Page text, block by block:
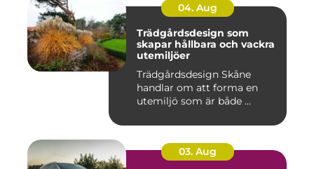
04. Aug
Trädgårdsdesign som
skapar hållbara och vackra
utemiljöer
Trädgårdsdesign Skåne
handlar om att forma en
utemiljö som är både ...
03. Aug